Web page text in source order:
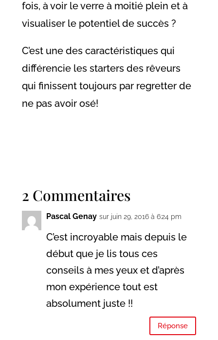
fois, à voir le verre à moitié plein et à
visualiser le potentiel de succès ?
C’est une des caractéristiques qui
différencie les starters des rêveurs
qui finissent toujours par regretter de
ne pas avoir osé!
2 Commentaires
Pascal Genay sur juin 29, 2016 à 6:24 pm
C’est incroyable mais depuis le
début que je lis tous ces
conseils à mes yeux et d’après
mon expérience tout est
absolument juste !!
Réponse